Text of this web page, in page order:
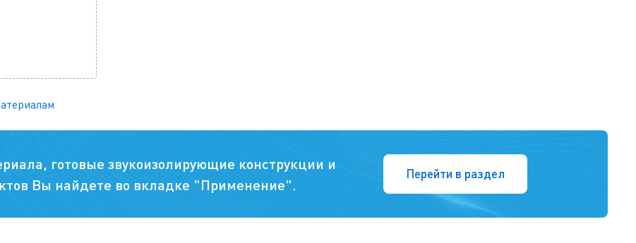
готовые звукоизолирующие конструкции и
Вы найдете во вкладке "Применение".
Перейти в раздел